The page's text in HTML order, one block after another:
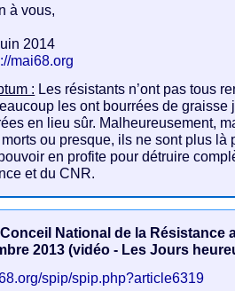
à vous,
2014
mai68.org
: Les résistants n’ont pas tous
les ont bourrées de graisse
en lieu sûr. Malheureusement,
ou presque, ils ne sont plus là
en profite pour détruire
et du CNR.
National de la Résistance
2013 (vidéo - Les Jours
spip/spip.php?article6319